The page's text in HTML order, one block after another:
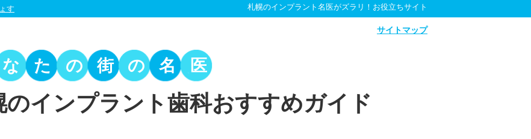
す 札幌のインプラント名医がズラリ！お役立ちサイト
サイトマップ
たの街の名医
のインプラント歯科おすすめガイド